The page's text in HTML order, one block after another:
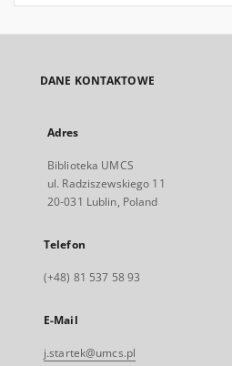
DANE KONTAKTOWE
Adres
Biblioteka UMCS
ul. Radziszewskiego 11
20-031 Lublin, Poland
Telefon
(+48) 81 537 58 93
E-Mail
j.startek@umcs.pl